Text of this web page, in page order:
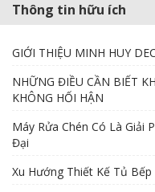
Thông tin hữu ích
GIỚI THIỆU MINH HUY
NHỮNG ĐIỀU CẦN BIẾT
KHÔNG HỐI HẬN
Máy Rửa Chén Có Là Giải
Đại
Xu Hướng Thiết Kế Tủ